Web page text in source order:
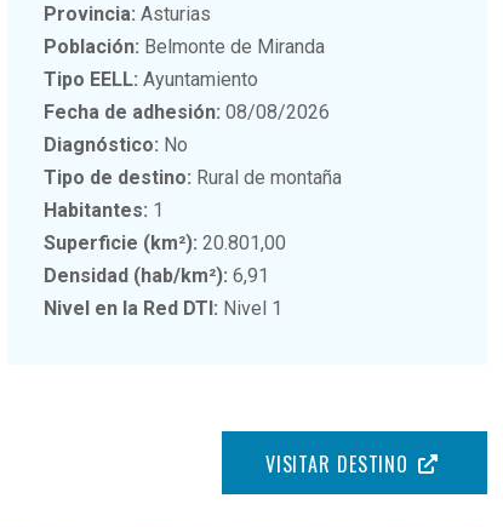
Provincia: Asturias
Población: Belmonte de Miranda
Tipo EELL: Ayuntamiento
Fecha de adhesión: 08/08/2026
Diagnóstico: No
Tipo de destino: Rural de montaña
Habitantes: 1
Superficie (km²): 20.801,00
Densidad (hab/km²): 6,91
Nivel en la Red DTI: Nivel 1
VISITAR DESTINO